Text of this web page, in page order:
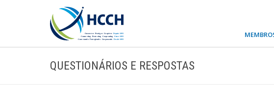
QUESTIONÁRIOS E RESPOSTAS